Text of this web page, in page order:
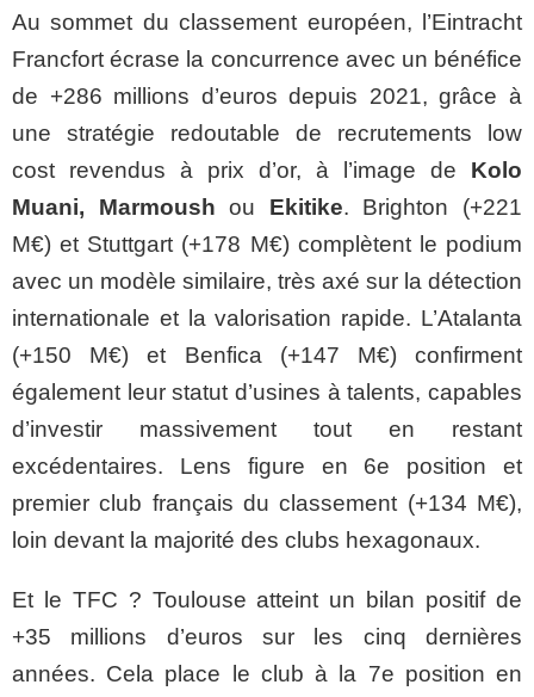
Au sommet du classement européen, l’Eintracht
Francfort écrase la concurrence avec un bénéfice
de +286 millions d’euros depuis 2021, grâce à
une stratégie redoutable de recrutements low
cost revendus à prix d’or, à l’image de Kolo
Muani, Marmoush ou Ekitike. Brighton (+221
M€) et Stuttgart (+178 M€) complètent le podium
avec un modèle similaire, très axé sur la détection
internationale et la valorisation rapide. L’Atalanta
(+150 M€) et Benfica (+147 M€) confirment
également leur statut d’usines à talents, capables
d’investir massivement tout en restant
excédentaires. Lens figure en 6e position et
premier club français du classement (+134 M€),
loin devant la majorité des clubs hexagonaux.
Et le TFC ? Toulouse atteint un bilan positif de
+35 millions d’euros sur les cinq dernières
années. Cela place le club à la 7e position en